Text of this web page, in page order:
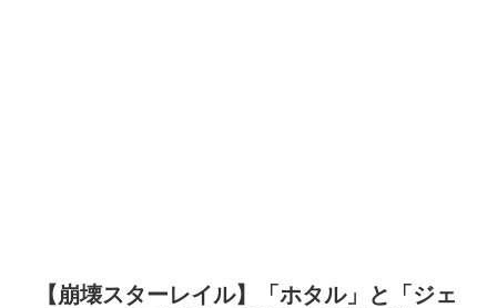
【崩壊スターレイル】「ホタル」と「ジェ